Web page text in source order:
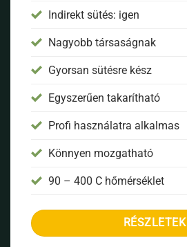
Indirekt sütés: igen
Nagyobb társaságnak
Gyorsan sütésre kész
Egyszerűen takarítható
Profi használatra alkalmas
Könnyen mozgatható
90 – 400 C hőmérséklet
RÉSZLETEK